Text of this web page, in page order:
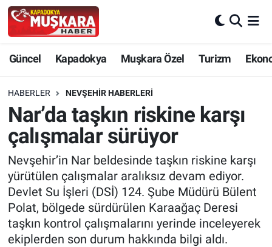
Güncel Kapadokya Muşkara Özel Turizm
HABERLER NEVŞEHIR HABERLERI
Nar’da taşkın riskine karşı
çalışmalar sürüyor
Nevşehir’in Nar beldesinde taşkın riskine karşı
yürütülen çalışmalar aralıksız devam ediyor.
Devlet Su İşleri (DSİ) 124. Şube Müdürü Bülent
Polat, bölgede sürdürülen Karaağaç Deresi
taşkın kontrol çalışmalarını yerinde inceleyerek
ekiplerden son durum hakkında bilgi aldı.
Güncel
SEÇİM
Muşkara Özel
Ekonomi
Kapadokya
Turizm
Nevşehir Hava Durumu
Nevşehir Trafik Yoğunluk Haritası
Süper Lig Puan Durumu ve Fikstür
Tüm Manşetler
Son Dakika Haberleri
Haber Arşivi